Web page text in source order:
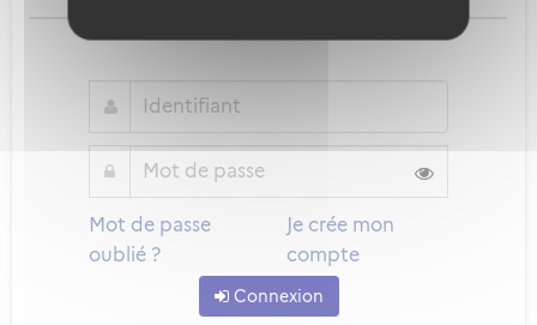
Mot de passe
oublié ?
Je crée mon
compte
Connexion